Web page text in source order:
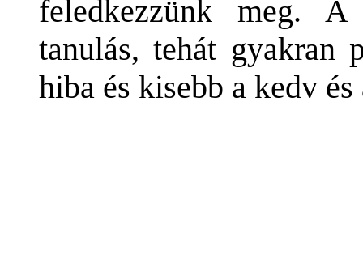
feledkezzünk meg.
tanulás, tehát gyakran
hiba és kisebb a kedv és